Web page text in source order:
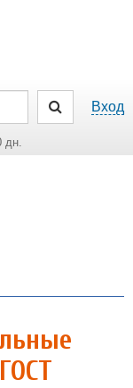
Вход
дн.